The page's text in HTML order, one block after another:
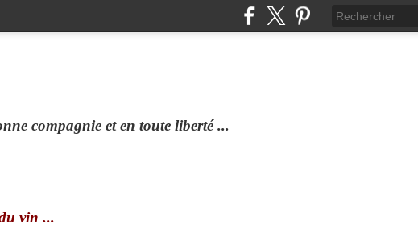
compagnie et en toute liberté ...
vin ...